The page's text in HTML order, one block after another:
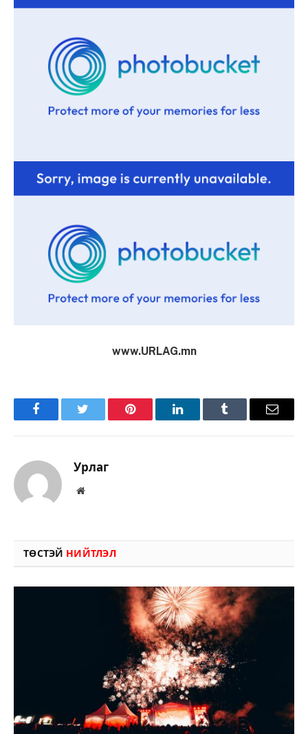
www.URLAG.mn
FacebookTwitter Pinterest LinkedInTumblr Имэйл
Урлаг
Вэбсайт
ТӨСТЭЙ НИЙТЛЭЛ